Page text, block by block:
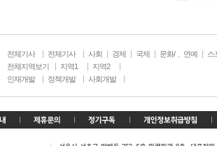
전체기사 전체기사 사회 경제 국제
문화/
연예
스
전체지역보기
지역1
지역2
인재개발
정책개발 사회개발